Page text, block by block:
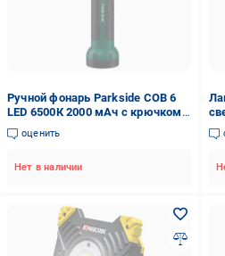
Ручной фонарь Parkside COB 6
LED 6500К 2000 мАч с крючком
и магнитом (10215652)
оценить
Нет в наличии